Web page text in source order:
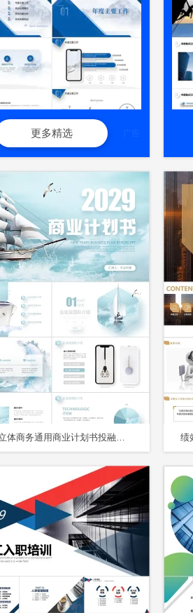
更多精选 广告
蓝色微立体商务通用商业计划书投融资方案创业规划PPT